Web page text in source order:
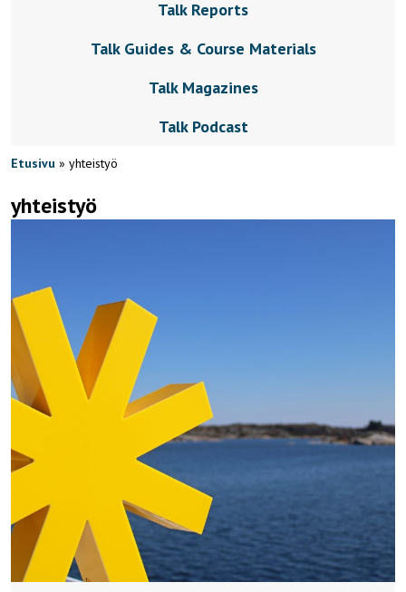
Talk Reports
Talk Guides & Course Materials
Talk Magazines
Talk Podcast
Etusivu » yhteistyö
yhteistyö